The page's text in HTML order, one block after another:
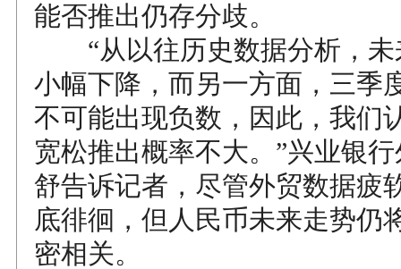
能否推出仍存分歧。
“从以往历史数据分析，未
小幅下降，而另一方面，三季
不可能出现负数，因此，我们
宽松推出概率不大。”兴业银
舒告诉记者，尽管外贸数据疲
底徘徊，但人民币未来走势仍
密相关。